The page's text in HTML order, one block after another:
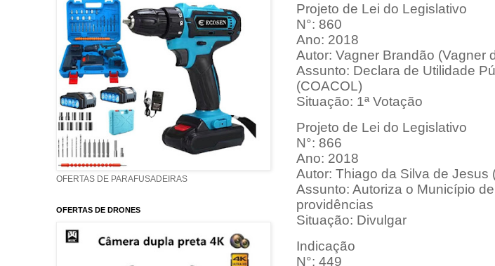
Projeto de Lei do Legislativo
N°: 860
Ano: 2018
Autor: Vagner Brandão (Vagner
Assunto: Declara de Utilidade
(COACOL)
Situação: 1ª Votação
Projeto de Lei do Legislativo
N°: 866
Ano: 2018
Autor: Thiago da Silva de Jesus
Assunto: Autoriza o Município
providências
Situação: Divulgar
Indicação
N°: 449
OFERTAS DE PARAFUSADEIRAS
OFERTAS DE DRONES